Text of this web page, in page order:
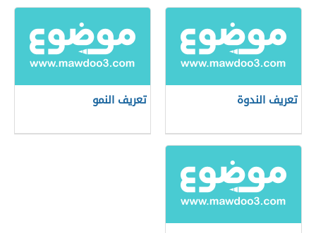
تعريف الندوة تعريف النمو